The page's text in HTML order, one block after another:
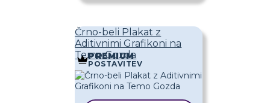
Črno-beli Plakat z
Aditivnimi Grafikoni na
Temo Gozda
PREMIUM
POSTAVITEV